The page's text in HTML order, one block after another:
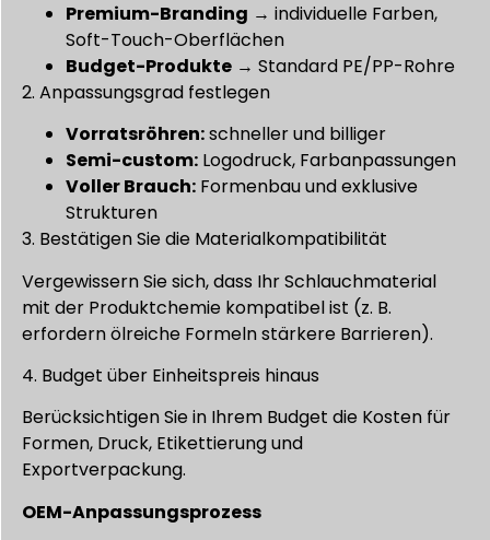
Premium-Branding → individuelle Farben,
Soft-Touch-Oberflächen
Budget-Produkte → Standard PE/PP-Rohre
2. Anpassungsgrad festlegen
Vorratsröhren:schneller und billiger
Semi-custom: Logodruck, Farbanpassungen
Voller Brauch: Formenbau und exklusive
Strukturen
3. Bestätigen Sie die Materialkompatibilität
Vergewissern Sie sich, dass Ihr Schlauchmaterial
mit der Produktchemie kompatibel ist (z. B.
erfordern ölreiche Formeln stärkere Barrieren).
4. Budget über Einheitspreis hinaus
Berücksichtigen Sie in Ihrem Budget die Kosten für
Formen, Druck, Etikettierung und
Exportverpackung.
OEM-Anpassungsprozess